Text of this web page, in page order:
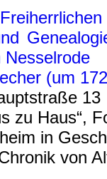
(um
13
zu Haus“,
in
von